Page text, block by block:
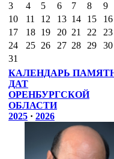
3
4 5 6 7 8
9
10
11 12 13 14 15
16
17
18 19 20 21 22
23
24
25 26 27 28 29
30
31
КАЛЕНДАРЬ
ДАТ
ОРЕНБУРГСКОЙ
ОБЛАСТИ
2025 · 2026